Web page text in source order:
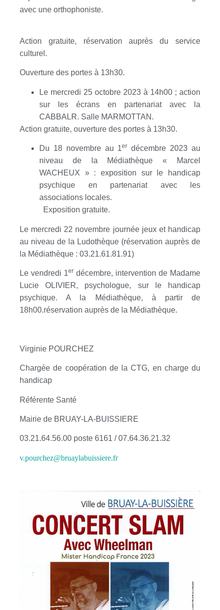
avec une orthophoniste.
Action gratuite, réservation auprès du service
culturel.
Ouverture des portes à 13h30.
Le mercredi 25 octobre 2023 à 14h00 ; action
sur les écrans en partenariat avec la
CABBALR. Salle MARMOTTAN.
Action gratuite, ouverture des portes à 13h30.
Du 18 novembre au 1er décembre 2023 au
niveau de la Médiathèque « Marcel
WACHEUX » : exposition sur le handicap
psychique en partenariat avec les
associations locales.
Exposition gratuite.
Le mercredi 22 novembre journée jeux et handicap
au niveau de la Ludothèque (réservation auprès de
la Médiathèque : 03.21.61.81.91)
Le vendredi 1er décembre, intervention de Madame
Lucie OLIVIER, psychologue, sur le handicap
psychique. A la Médiathèque, à partir de
18h00.réservation auprès de la Médiathèque.
Virginie POURCHEZ
Chargée de coopération de la CTG, en charge du
handicap
Référente Santé
Mairie de BRUAY-LA-BUISSIERE
03.21.64.56.00 poste 6161 / 07.64.36.21.32
v.pourchez@bruaylabuissiere.fr